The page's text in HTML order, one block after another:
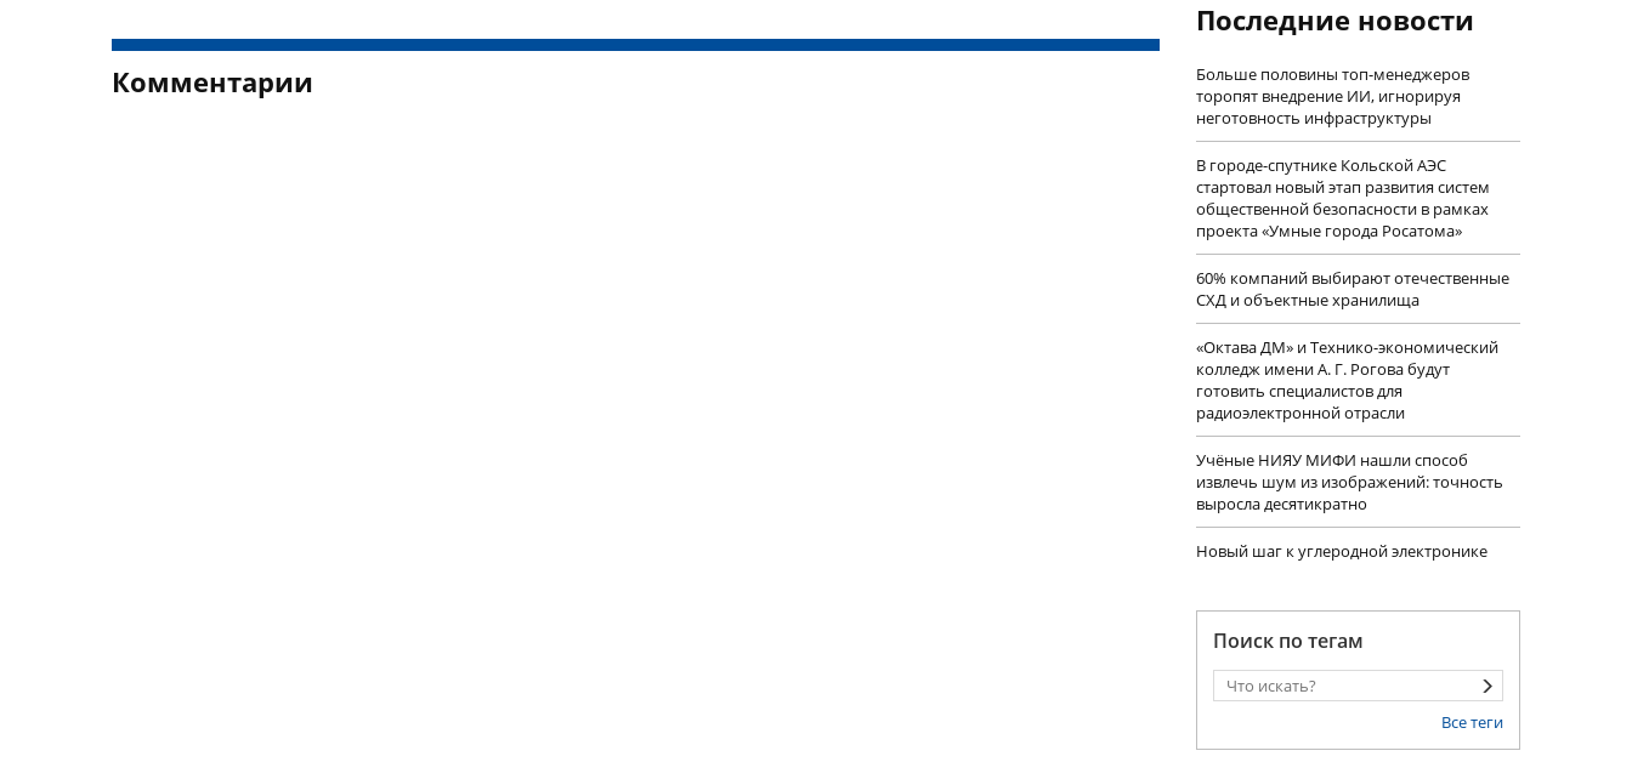
Комментарии
Последние новости
Больше половины топ-менеджеров
торопят внедрение ИИ, игнорируя
неготовность инфраструктуры
В городе-спутнике Кольской АЭС
стартовал новый этап развития систем
общественной безопасности в рамках
проекта «Умные города Росатома»
60% компаний выбирают отечественные
СХД и объектные хранилища
«Октава ДМ» и Технико-экономический
колледж имени А. Г. Рогова будут
готовить специалистов для
радиоэлектронной отрасли
Учëные НИЯУ МИФИ нашли способ
извлечь шум из изображений: точность
выросла десятикратно
Новый шаг к углеродной электронике
Поиск по тегам
Все теги